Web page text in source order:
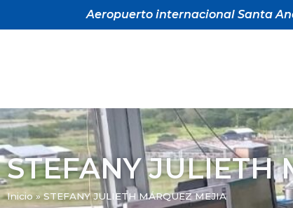
Aeropuerto internacional Santa
STEFANY JULIETH
Inicio»STEFANY JULIETH MÁRQUEZ MEJIA